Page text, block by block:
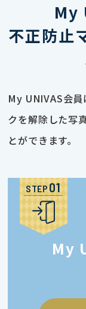
My
不正防止
My UNIVAS会
クを解除した写
とができます。
STEP
My